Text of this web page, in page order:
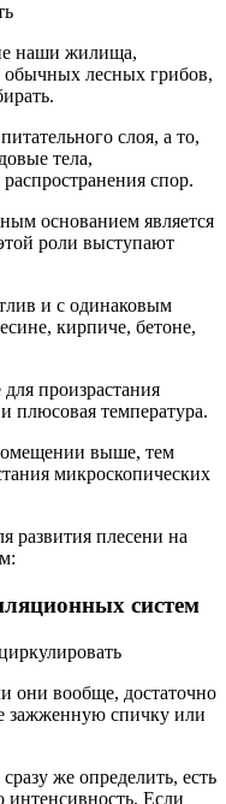
наши жилища,
обычных лесных грибов,
слоя, а то,
тела,
спор.
основанием является
роли выступают
и с одинаковым
кирпиче, бетоне,
произрастания
плюсовая температура.
выше, тем
микроскопических
развития плесени на
систем
они вообще, достаточно
зажженную спичку или
же определить, есть
интенсивность. Если